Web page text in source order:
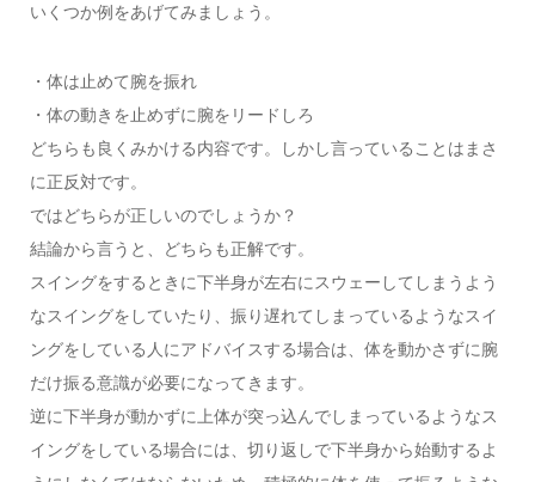
いくつか例をあげてみましょう。
・体は止めて腕を振れ
・体の動きを止めずに腕をリードしろ
どちらも良くみかける内容です。しかし言っていることはまさ
に正反対です。
ではどちらが正しいのでしょうか？
結論から言うと、どちらも正解です。
スイングをするときに下半身が左右にスウェーしてしまうよう
なスイングをしていたり、振り遅れてしまっているようなスイ
ングをしている人にアドバイスする場合は、体を動かさずに腕
だけ振る意識が必要になってきます。
逆に下半身が動かずに上体が突っ込んでしまっているようなス
イングをしている場合には、切り返しで下半身から始動するよ